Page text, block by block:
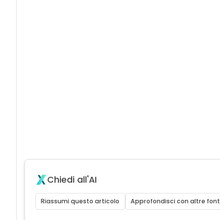
Chiedi all'AI
Riassumi questo articolo Approfondisci con altre